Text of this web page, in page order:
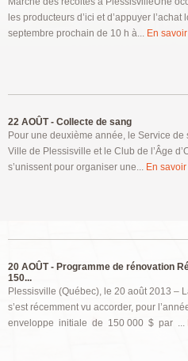
les producteurs d’ici et d’appuyer l’achat
septembre prochain de 10 h à... En
22 AOÛT - Collecte de sang
Pour une deuxième année, le Service
Ville de Plessisville et le Club de l’Âge
s’unissent pour organiser une... En
20 AOÛT - Programme de rénovation
150...
Plessisville (Québec), le 20 août 2013 –
s’est récemment vu accorder, pour
enveloppe initiale de 150 000 $ par ...